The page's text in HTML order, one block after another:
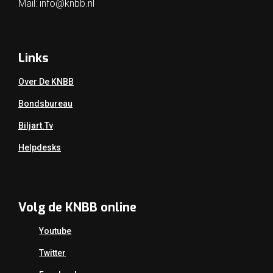
Mail: info@knbb.nl
Links
Over De KNBB
Bondsbureau
Biljart.tv
Helpdesks
Volg de KNBB online
Youtube
Twitter